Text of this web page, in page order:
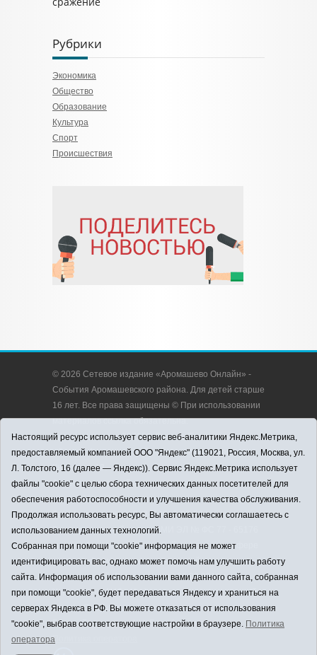
Рубрики
Экономика
Общество
Образование
Культура
Спорт
Происшествия
© 2026 Сетевое издание «Аромашево Онлайн» -
События Аромашевского района. Для детей старше
16 лет. Все права защищены © При использовании
материалов ссылка обязательна.
Адрес редакции: 627350, Россия, Тюменская
область, Аромашевский район, с. Аромашево, ул.
Кирова, д. 13.
Адрес электронной почты редакции:
strudu72@obl72.ru
Телефон редакции: 8 (34545) 2-30-58
Регистрационный номер СМИ ЭЛ № ФС 77 - 65176
выдано Федеральной службой по надзору в сфере
связи, информационных технологий и массовых
коммуникаций (Роскомнадзор) 28.03.2016 г.
Учредитель: АНО «Информационно-издательский
центр «Слава труду».
Главный редактор: А.Н. Барабанщиков
Политика оператора
Настоящий ресурс использует сервис веб-аналитики Яндекс.Метрика,
предоставляемый компанией ООО "Яндекс" (119021, Россия, Москва, ул.
Л. Толстого, 16 (далее — Яндекс)). Сервис Яндекс.Метрика использует
файлы "cookie" с целью сбора технических данных посетителей для
обеспечения работоспособности и улучшения качества обслуживания.
Продолжая использовать ресурс, Вы автоматически соглашаетесь с
использованием данных технологий.
Собранная при помощи "cookie" информация не может
идентифицировать вас, однако может помочь нам улучшить работу
сайта. Информация об использовании вами данного сайта, собранная
при помощи "cookie", будет передаваться Яндексу и храниться на
серверах Яндекса в РФ. Вы можете отказаться от использования
"cookie", выбрав соответствующие настройки в браузере. Политика
оператора